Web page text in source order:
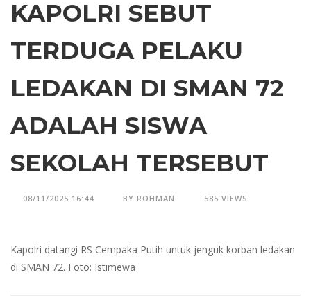
KAPOLRI SEBUT
TERDUGA PELAKU
LEDAKAN DI SMAN 72
ADALAH SISWA
SEKOLAH TERSEBUT
08/11/2025 16:44 BY ROHMAN 585 VIEWS
Kapolri datangi RS Cempaka Putih untuk jenguk korban ledakan
di SMAN 72. Foto: Istimewa